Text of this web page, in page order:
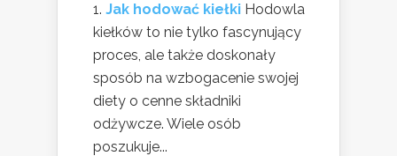
Jak hodować kiełki Hodowla
kiełków to nie tylko fascynujący
proces, ale także doskonały
sposób na wzbogacenie swojej
diety o cenne składniki
odżywcze. Wiele osób
poszukuje...